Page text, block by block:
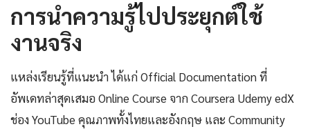
การนำความรู้ไปประยุกต์ใช้
งานจริง
แหล่งเรียนรู้ที่แนะนำ ได้แก่ Official Documentation ที่
อัพเดทล่าสุดเสมอ Online Course จาก Coursera Udemy edX
ช่อง YouTube คุณภาพทั้งไทยและอังกฤษ และ Community